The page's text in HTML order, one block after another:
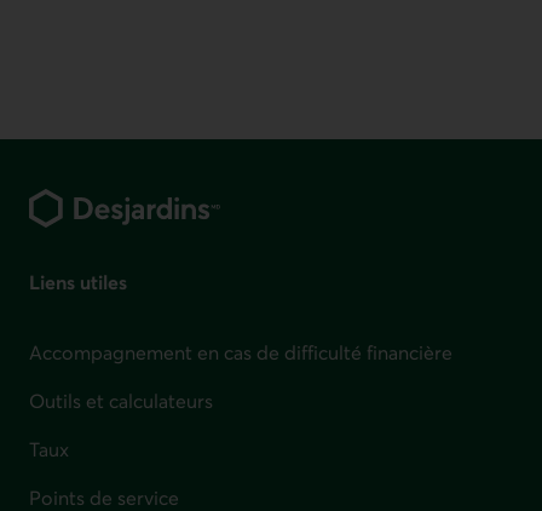
Liens utiles
Accompagnement en cas de difficulté financière
Outils et calculateurs
Taux
Points de service